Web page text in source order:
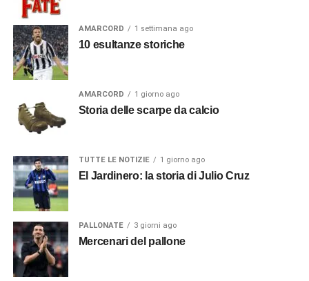
AMARCORD 1 settimana ago
10 esultanze storiche
AMARCORD 1 giorno ago
Storia delle scarpe da calcio
TUTTE LE NOTIZIE 1 giorno ago
El Jardinero: la storia di Julio Cruz
PALLONATE 3 giorni ago
Mercenari del pallone